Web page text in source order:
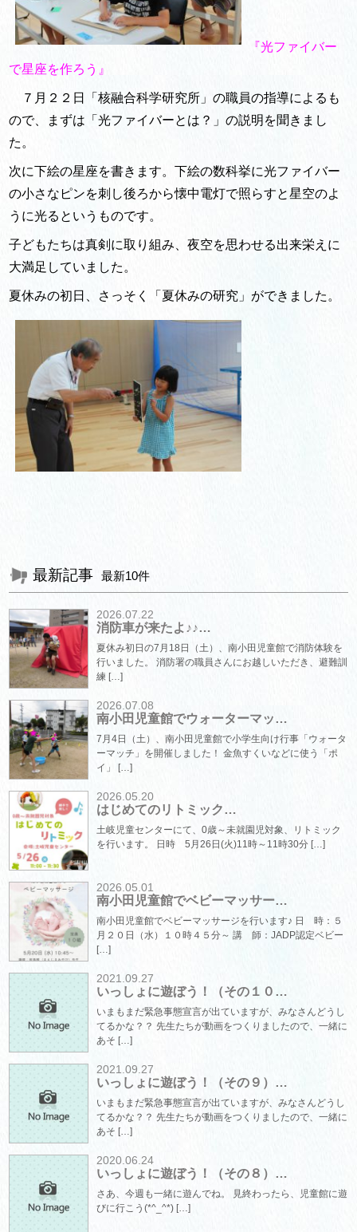
『光ファイバー
で星座を作ろう』
７月２２日「核融合科学研究所」の職員の指導によるも
ので、まずは「光ファイバーとは？」の説明を聞きまし
た。
次に下絵の星座を書きます。下絵の数科挙に光ファイバー
の小さなピンを刺し後ろから懐中電灯で照らすと星空のよ
うに光るというものです。
子どもたちは真剣に取り組み、夜空を思わせる出来栄えに
大満足していました。
夏休みの初日、さっそく「夏休みの研究」ができました。
最新記事 最新10件
2026.07.22
消防車が来たよ♪♪…
夏休み初日の7月18日（土）、南小田児童館で消防体験を
行いました。 消防署の職員さんにお越しいただき、避難訓
練 […]
2026.07.08
南小田児童館でウォーターマッ…
7月4日（土）、南小田児童館で小学生向け行事「ウォータ
ーマッチ」を開催しました！ 金魚すくいなどに使う「ポ
イ」 […]
2026.05.20
はじめてのリトミック…
土岐児童センターにて、0歳～未就園児対象、リトミック
を行います。 日時 5月26日(火)11時～11時30分 […]
2026.05.01
南小田児童館でベビーマッサー…
南小田児童館でベビーマッサージを行います♪ 日 時：５
月２０日（水）１０時４５分～ 講 師：JADP認定ベビー
[…]
2021.09.27
いっしょに遊ぼう！（その１０…
いまもまだ緊急事態宣言が出ていますが、みなさんどうし
てるかな？？ 先生たちが動画をつくりましたので、一緒に
あそ […]
2021.09.27
いっしょに遊ぼう！（その９）…
いまもまだ緊急事態宣言が出ていますが、みなさんどうし
てるかな？？ 先生たちが動画をつくりましたので、一緒に
あそ […]
2020.06.24
いっしょに遊ぼう！（その８）…
さあ、今週も一緒に遊んでね。 見終わったら、児童館に遊
びに行こう(*^_^*) […]